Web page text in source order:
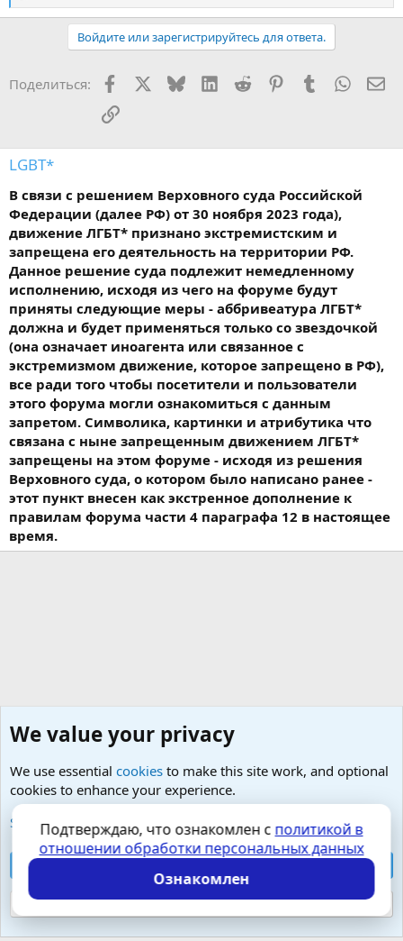
е
и
Войдите или зарегистрируйтесь для ответа.
Поделиться: Facebook BlueskyLinkedIn
Reddit PinterestTumblr
Ссылка
LGBT*
В связи с решением Верховного суда Российской
Федерации (далее РФ) от 30 ноября 2023 года),
движение ЛГБТ* признано экстремистским и
запрещена его деятельность на территории РФ.
Данное решение суда подлежит немедленному
исполнению, исходя из чего на форуме будут
приняты следующие меры - аббривеатура ЛГБТ*
должна и будет применяться только со звездочкой
(она означает иноагента или связанное с
экстремизмом движение, которое запрещено в РФ),
все ради того чтобы посетители и пользователи
этого форума могли ознакомиться с данным
запретом. Символика, картинки и атрибутика что
связана с ныне запрещенным движением ЛГБТ*
запрещены на этом форуме - исходя из решения
Верховного суда, о котором было написано ранее -
этот пункт внесен как экстренное дополнение к
правилам форума части 4 параграфа 12 в настоящее
время.
Любые вопросы от Гостей - анонимно
Cookies
Russian (RU)
Условия и правила
Политика конфиденциальности
Помощь
S
S
Локализация отXenForo.Info
We value your privacy
We use essential cookies to make this site work, and optional
cookies to enhance your experience.
See further information and configure your preferences
Reject optional cookies
Подтверждаю, что ознакомлен с политикой в
отношении обработки персональных данных
Ознакомлен